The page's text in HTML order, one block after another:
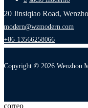
20 Jinsiqiao Road,
modern@wzmodern.com
+86-13566258066
Copyright © 2026 Wenzhou
correo